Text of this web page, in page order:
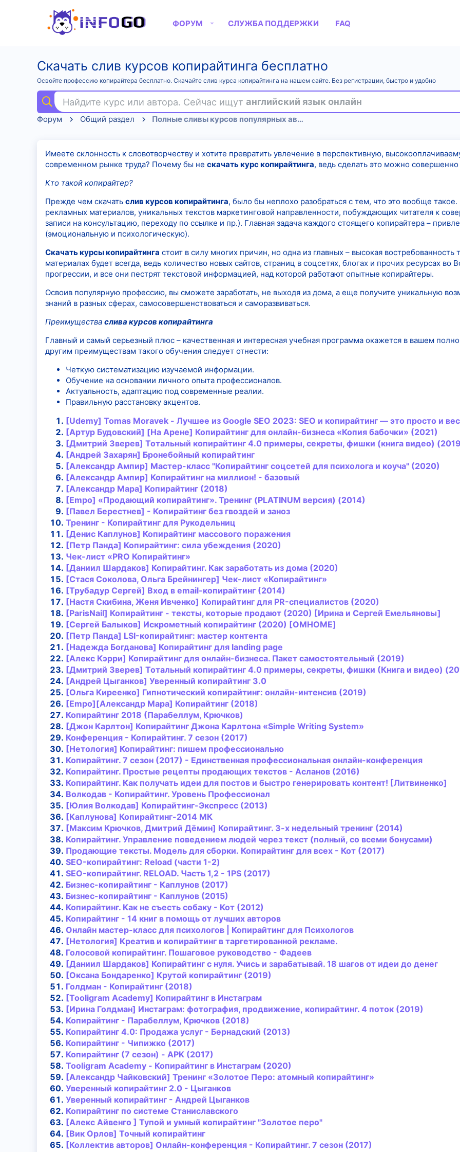
ФОРУМ СЛУЖБА ПОДДЕРЖКИ FAQ
Скачать слив курсов копирайтинга бесплатно
Освойте профессию копирайтера бесплатно. Скачайте слив курса копирайтинга на нашем сайте. Без регистрации, быстро и удобно
Найдите курс или автора. Сейчас ищут английский язык онлайн
Форум Общий раздел Полные сливы курсов популярных авторов
Имеете склонность к словотворчеству и хотите превратить увлечение в перспективную,
современном рынке труда? Почему бы не скачать курс копирайтинга, ведь сделать это можно совершенно
Кто такой копирайтер?
Прежде чем скачать слив курсов копирайтинга, было бы неплохо разобраться с тем, что это вообще
рекламных материалов, уникальных текстов маркетинговой направленности, побуждающих читателя к
записи на консультацию, переходу по ссылке и пр.). Главная задача каждого стоящего копирайтера –
(эмоциональную и психологическую).
Скачать курсы копирайтинга стоит в силу многих причин, но одна из главных – высокая
материалах будет всегда, ведь количество новых сайтов, страниц в соцсетях, блогах и прочих ресурсах
прогрессии, и все они пестрят текстовой информацией, над которой работают опытные копирайтеры.
Освоив популярную профессию, вы сможете заработать, не выходя из дома, а еще получите уникальную
знаний в разных сферах, самосовершенствоваться и саморазвиваться.
Преимущества слива курсов копирайтинга
Главный и самый серьезный плюс – качественная и интересная учебная программа окажется в вашем
другим преимуществам такого обучения следует отнести:
Четкую систематизацию изучаемой информации.
Обучение на основании личного опыта профессионалов.
Актуальность, адаптацию под современные реалии.
Правильную расстановку акцентов.
[Udemy] Tomas Moravek - Лучшее из Google SEO 2023: SEO и копирайтинг — это просто и
[Артур Будовский] [На Арене] Копирайтинг для онлайн-бизнеса «Копия бабочки» (2021)
[Дмитрий Зверев] Тотальный копирайтинг 4.0 примеры, секреты, фишки (книга видео)
[Андрей Захарян] Бронебойный копирайтинг
[Александр Ампир] Мастер-класс "Копирайтинг соцсетей для психолога и коуча" (2020)
[Александр Ампир] Копирайтинг на миллион! - базовый
[Александр Мара] Копирайтинг (2018)
[Empo] «Продающий копирайтинг». Тренинг (PLATINUM версия) (2014)
[Павел Берестнев] - Копирайтинг без гвоздей и заноз
Тренинг - Копирайтинг для Рукодельниц
[Денис Каплунов] Копирайтинг массового поражения
[Петр Панда] Копирайтинг: сила убеждения (2020)
Чек-лист «PRO Копирайтинг»
[Даниил Шардаков] Копирайтинг. Как заработать из дома (2020)
[Стася Соколова, Ольга Брейнингер] Чек-лист «Копирайтинг»
[Трубадур Сергей] Вход в email-копирайтинг (2014)
[Настя Скибина, Женя Ивченко] Копирайтинг для PR-специалистов (2020)
[ParisNail] Копирайтинг - тексты, которые продают (2020) [Ирина и Сергей Емельяновы]
[Сергей Балыков] Искрометный копирайтинг (2020) [OMHOME]
[Петр Панда] LSI-копирайтинг: мастер контента
[Надежда Богданова] Копирайтинг для landing page
[Алекс Кэрри] Копирайтинг для онлайн-бизнеса. Пакет самостоятельный (2019)
[Дмитрий Зверев] Тотальный копирайтинг 4.0 примеры, секреты, фишки (Книга и видео)
[Андрей Цыганков] Уверенный копирайтинг 3.0
[Ольга Киреенко] Гипнотический копирайтинг: онлайн-интенсив (2019)
[Empo][Александр Мара] Копирайтинг (2018)
Копирайтинг 2018 (Парабеллум, Крючков)
[Джoн Кaрлтoн] Копирайтинг Джoна Кaрлтoна «Simple Writing System»
Конференция - Копирайтинг. 7 сезон (2017)
[Нетология] Копирайтинг: пишем профессионально
Копирайтинг. 7 сезон (2017) - Единственная профессиональная онлайн-конференция
Копирайтинг. Простые рецепты продающих текстов - Асланов (2016)
Копирайтинг. Как получать идеи для постов и быстро генерировать контент! [Литвиненко]
Волкодав - Копирайтинг. Уровень Профессионал
[Юлия Волкодав] Копирайтинг-Экспресс (2013)
[Kaплyнова] Копирайтинг-2014 МК
[Максим Крючков, Дмитрий Дёмин] Копирайтинг. 3-х недельный тренинг (2014)
Копирайтинг. Упрaвлeние поведением людей через текст (полный, со всеми бонусами)
Продающие тексты. Модель для сборки. Копирайтинг для всех - Кот (2017)
SEO-копирайтинг: Reload (части 1-2)
SEO-копирайтинг. RELOAD. Часть 1,2 - 1PS (2017)
Бизнес-копирайтинг - Каплунов (2017)
Бизнес-копирайтинг - Каплунов (2015)
Копирайтинг. Как не съесть собаку - Кот (2012)
Копирайтинг - 14 книг в помощь от лучших авторов
Онлайн мастер-класс для психологов |
Копирайтинг для Психологов
[Нетология] Креатив и копирайтинг в таргетированной рекламе.
Голосовой копирайтинг. Пошаговое руководство - Фадеев
[Даниил Шардаков] Копирайтинг с нуля. Учись и зарабатывай. 18 шагов от идеи до денег
[Оксана Бондаренко] Крутой копирайтинг (2019)
Голдман - Копирайтинг (2018)
[Tooligram Academy] Копирайтинг в Инстаграм
[Ирина Голдман] Инстаграм: фотография, продвижение, копирайтинг. 4 поток (2019)
Копирайтинг - Парабеллум, Крючков (2018)
Копирайтинг 4.0: Продажа услуг - Бернадский (2013)
Копирайтинг - Чипижко (2017)
Копирайтинг (7 сезон) - APK (2017)
Tooligram Academy - Копирайтинг в Инстаграм (2020)
[Александр Чайковский] Тренинг «3олотое Перо: атомный копирайтинг»
Уверенный копирайтинг 2.0 - Цыганков
Уверенный копирайтинг - Андрей Цыганков
Копирайтинг по системе Станиславского
[Алекс Айвенго ] Тупой и умный копирайтинг "Золотое перо"
[Вик Орлов] Точный копирайтинг
[Коллектив авторов] Онлайн-конференция - Копирайтинг. 7 сезон (2017)